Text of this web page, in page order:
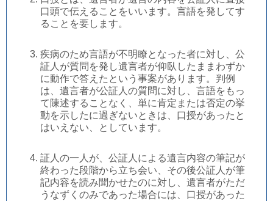
口頭で伝えることをいいます。言語を発してす
ることを要します。
疾病のため言語が不明瞭となった者に対し、公
証人が質問を発し遺言者が仰臥したままわずか
に動作で答えたという事案があります。判例
は、遺言者が公証人の質問に対し、言語をもっ
て陳述することなく、単に肯定または否定の挙
動を示したに過ぎないときは、口授があったと
はいえない、としています。
証人の一人が、公証人による遺言内容の筆記が
終わった段階から立ち会い、その後公証人が筆
記内容を読み聞かせたのに対し、遺言者がただ
うなずくのみであった場合には、口授があった